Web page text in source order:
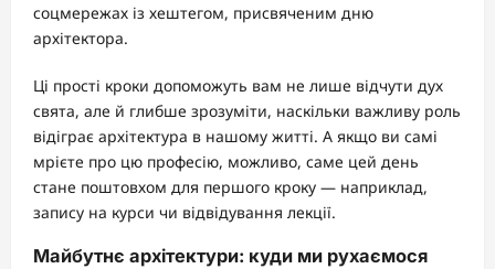
соцмережах із хештегом, присвяченим дню
архітектора.
Ці прості кроки допоможуть вам не лише відчути дух
свята, але й глибше зрозуміти, наскільки важливу роль
відіграє архітектура в нашому житті. А якщо ви самі
мрієте про цю професію, можливо, саме цей день
стане поштовхом для першого кроку — наприклад,
запису на курси чи відвідування лекції.
Майбутнє архітектури: куди ми рухаємося